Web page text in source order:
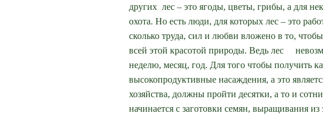
других лес – это ягоды, цветы, грибы, а для
охота. Но есть люди, для которых лес – это
сколько труда, сил и любви вложено в то,
всей этой красотой природы. Ведь лес
неделю, месяц, год. Для того чтобы получить
высокопродуктивные насаждения, а это
хозяйства, должны пройти десятки, а то и
начинается с заготовки семян, выращивания